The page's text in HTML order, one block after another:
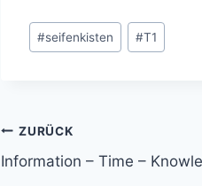
Schlagworte:
#seifenkisten #T1
ZURÜCK
Information – Time –